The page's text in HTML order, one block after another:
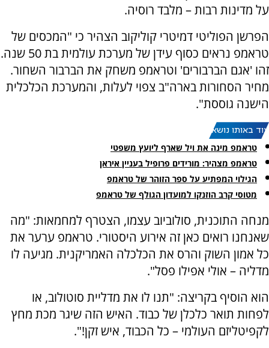
על מדינות רבות – מלבד רוסיה.
הפרשן הפוליטי דמיטרי קוליקוב הצהיר כי "המכסים של
טראמפ נראים כסוף עידן של מערכת עולמית בת 50 שנה.
זהו 'אגם הברבורים' וטראמפ משחק את הברבור השחור.
מחיר הסחורות בארה"ב צפוי לעלות, והמערכת הכלכלית
הישנה גוססת".
עוד באותו נושא:
טראמפ מינה את ויל שארף ליועץ משפטי
טראמפ מצהיר: מורידים פרופיל בעניין איראן
הגילוי המפתיע על ספר הזוהר של טראמפ
מטוסי קרב הוזנקו למועדון הגולף של טראמפ
מנחה התוכנית, סולוביוב עצמו, הצטרף למחמאות: "מה
שאנחנו רואים כאן זה אירוע היסטורי. טראמפ ערער את
כל אמון השוק והרס את הכלכלה האמריקנית. מגיעה לו
מדליה – אולי אפילו פסל".
הוא הוסיף בקריצה: "תנו לו את מדליית סוטולוב, או
לפחות תואר כלכלן של כבוד. האיש הזה שיגר מכת מחץ
לקפיטליזם העולמי – כל הכבוד, איש זקן!".